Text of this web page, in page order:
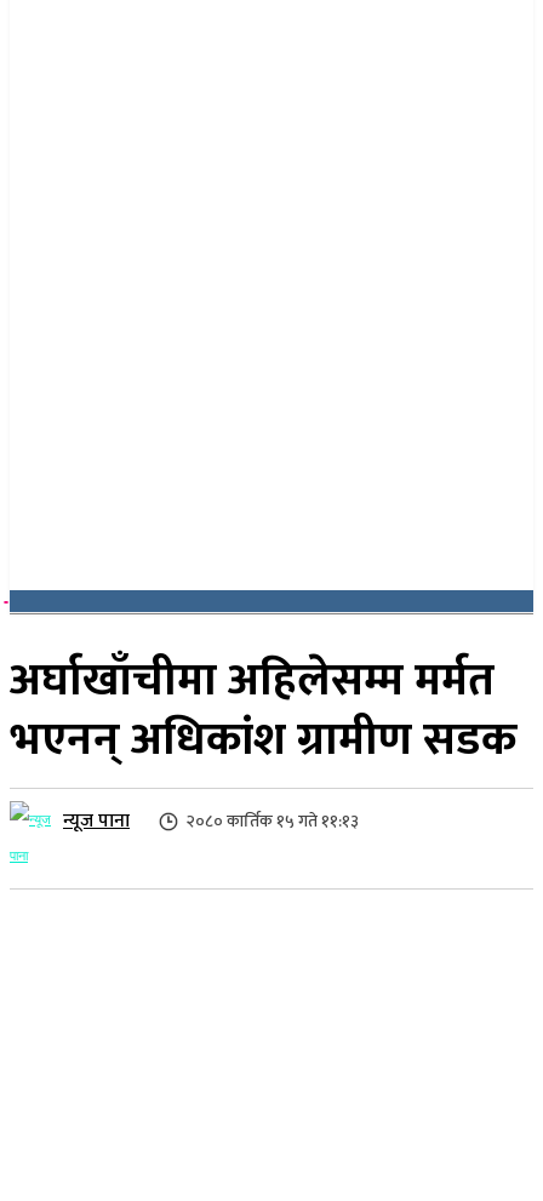
अर्घाखाँचीमा अहिलेसम्म मर्मत
भएनन् अधिकांश ग्रामीण सडक
न्यूज पाना २०८० कार्तिक १५ गते ११:१३